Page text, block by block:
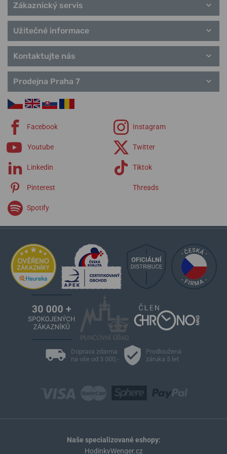
Heritage
T-Gold
řemínky Tissot
Zákaznický servis
Užitečné informace
Kontaktujte nás
Prodejna Praha 7
Facebook Instagram
Youtube Twitter
Linkedin Tiktok
Pinterest Threads
Spotify
Doprava zdarma
na vše od 3 000,-
Prodloužená
záruka 5 let
Naše specializované eshopy:
HodinkyWenger.cz